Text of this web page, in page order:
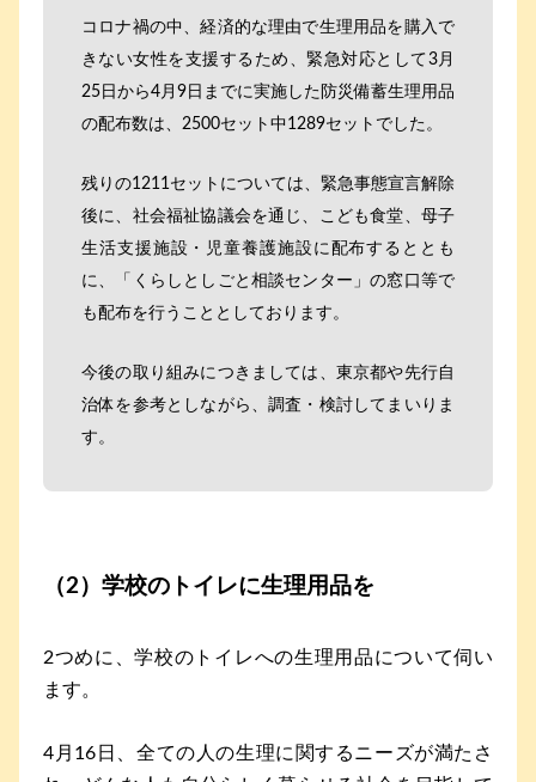
コロナ禍の中、経済的な理由で生理用品を購入で
きない女性を支援するため、緊急対応として3月
25日から4月9日までに実施した防災備蓄生理用品
の配布数は、2500セット中1289セットでした。
残りの1211セットについては、緊急事態宣言解除
後に、社会福祉協議会を通じ、こども食堂、母子
生活支援施設・児童養護施設に配布するととも
に、「くらしとしごと相談センター」の窓口等で
も配布を行うこととしております。
今後の取り組みにつきましては、東京都や先行自
治体を参考としながら、調査・検討してまいりま
す。
（2）学校のトイレに生理用品を
2つめに、学校のトイレへの生理用品について伺い
ます。
4月16日、全ての人の生理に関するニーズが満たさ